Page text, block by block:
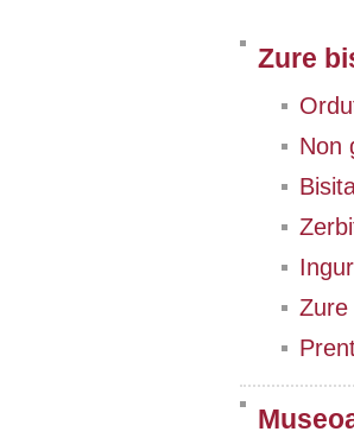
Zure
Non
Zure